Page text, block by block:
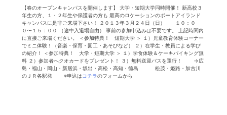
【春のオープンキャンパスを開催します】 大学・短期大学同時開催！ 新高校３
年生の方、１・２年生や保護者の方も 最高のロケーションのポートアイランド
キャンパスに是非ご来場下さい！ ２０１３年３月２４日（日） １０：０
０〜１５：００ （途中入退場自由） 事前の参加申込みは不要です。 上記時間内
に直接ご来場ください。 ＜参加特典！ 短期大学 ＞ １）児童教育体験コーナー
でミニ体験！（音楽・保育・図工・あそびなど） ２）在学生・教員による学び
の紹介！ ＜参加特典！ 大学・短期大学 ＞ １）学食体験＆ケーキバイキング無
料 ２）参加者へクオカードをプレゼント！ ３）無料送迎バスを運行！ →広
島・福山・岡山・新居浜・坂出・高松・高知・徳島 松茂・姫路・加古川
のＪＲ各駅発 ※申込はコチラのフォームから